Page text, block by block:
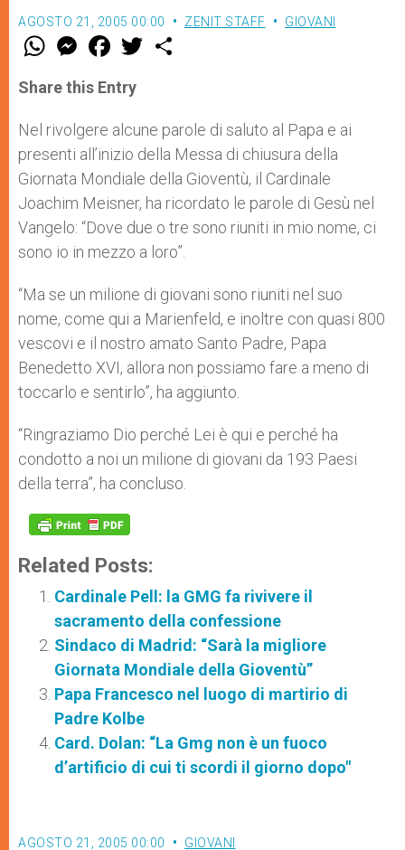
AGOSTO 21, 2005 00:00 ZENIT STAFF GIOVANI
W
t
s
p
p
M
e
s
e
g
e
r
F
a
e
b
o
k
w
r
Share this Entry
Nel rivolgere alcune parole di saluto al Papa e ai
presenti all’inizio della Messa di chiusura della
Giornata Mondiale della Gioventù, il Cardinale
Joachim Meisner, ha ricordato le parole di Gesù nel
Vangelo: “Dove due o tre sono riuniti in mio nome, ci
sono io in mezzo a loro”.
“Ma se un milione di giovani sono riuniti nel suo
nome, come qui a Marienfeld, e inoltre con quasi 800
vescovi e il nostro amato Santo Padre, Papa
Benedetto XVI, allora non possiamo fare a meno di
toccarlo e sentirlo”, ha aggiunto.
“Ringraziamo Dio perché Lei è qui e perché ha
condotto a noi un milione di giovani da 193 Paesi
della terra”, ha concluso.
Related Posts:
Cardinale Pell: la GMG fa rivivere il
sacramento della confessione
Sindaco di Madrid: “Sarà la migliore
Giornata Mondiale della Gioventù”
Papa Francesco nel luogo di martirio di
Padre Kolbe
Card. Dolan: “La Gmg non è un fuoco
d’artificio di cui ti scordi il giorno dopo"
AGOSTO 21, 2005 00:00 GIOVANI